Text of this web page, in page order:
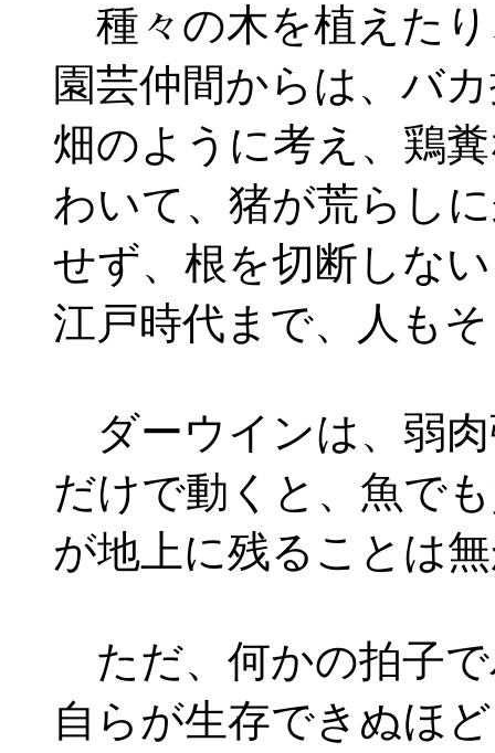
種々の木を植えたり
園芸仲間からは、バ
畑のように考え、鶏
わいて、猪が荒らし
せず、根を切断しな
江戸時代まで、人も
ダーウインは、弱肉
だけで動くと、魚で
が地上に残ることは
ただ、何かの拍子で
自らが生存できぬほ